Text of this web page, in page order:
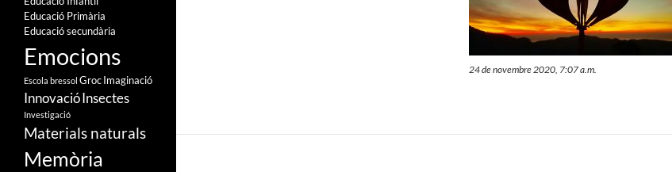
24 de novembre 2020, 7:07 a.m.
Educació Primària
Educació secundària
Emocions
Escola bressol GrocImaginació
InnovacióInsectes
Investigació
Materials naturals
Memòria